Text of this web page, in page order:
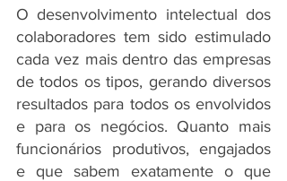
O desenvolvimento intelectual dos
colaboradores tem sido estimulado
cada vez mais dentro das empresas
de todos os tipos, gerando diversos
resultados para todos os envolvidos
e para os negócios. Quanto mais
funcionários produtivos, engajados
e que sabem exatamente o que